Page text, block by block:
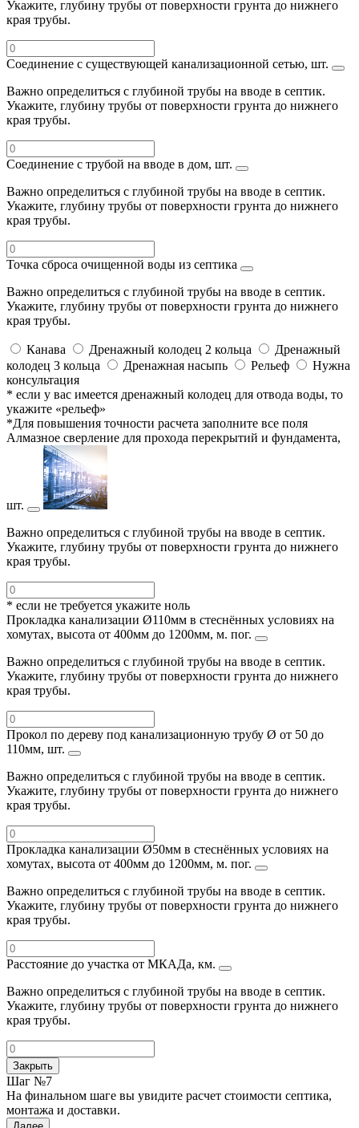
Укажите, глубину трубы от поверхности грунта до нижнего
края трубы.
Соединение с существующей канализационной сетью, шт.
Важно определиться с глубиной трубы на вводе в септик.
Укажите, глубину трубы от поверхности грунта до нижнего
края трубы.
Соединение с трубой на вводе в дом, шт.
Важно определиться с глубиной трубы на вводе в септик.
Укажите, глубину трубы от поверхности грунта до нижнего
края трубы.
Точка сброса очищенной воды из септика
Важно определиться с глубиной трубы на вводе в септик.
Укажите, глубину трубы от поверхности грунта до нижнего
края трубы.
Канава Дренажный колодец 2 кольца
Дренажный
колодец 3 кольца
Дренажная насыпь Рельеф
Нужна
консультация
* если у вас имеется дренажный колодец для отвода воды, то
укажите «рельеф»
*Для повышения точности расчета заполните все поля
Алмазное сверление для прохода перекрытий и фундамента,
шт.
Важно определиться с глубиной трубы на вводе в септик.
Укажите, глубину трубы от поверхности грунта до нижнего
края трубы.
* если не требуется укажите ноль
Прокладка канализации Ø110мм в стеснённых условиях на
хомутах, высота от 400мм до 1200мм, м. пог.
Важно определиться с глубиной трубы на вводе в септик.
Укажите, глубину трубы от поверхности грунта до нижнего
края трубы.
Прокол по дереву под канализационную трубу Ø от 50 до
110мм, шт.
Важно определиться с глубиной трубы на вводе в септик.
Укажите, глубину трубы от поверхности грунта до нижнего
края трубы.
Прокладка канализации Ø50мм в стеснённых условиях на
хомутах, высота от 400мм до 1200мм, м. пог.
Важно определиться с глубиной трубы на вводе в септик.
Укажите, глубину трубы от поверхности грунта до нижнего
края трубы.
Расстояние до участка от МКАДа, км.
Важно определиться с глубиной трубы на вводе в септик.
Укажите, глубину трубы от поверхности грунта до нижнего
края трубы.
Закрыть
Шаг №7
На финальном шаге вы увидите расчет стоимости септика,
монтажа и доставки.